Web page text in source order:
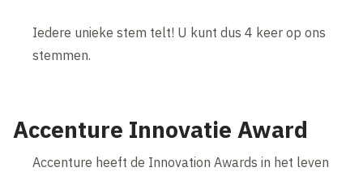
Iedere unieke stem telt! U kunt dus 4 keer op ons
stemmen.
Accenture Innovatie Award
Accenture heeft de Innovation Awards in het leven